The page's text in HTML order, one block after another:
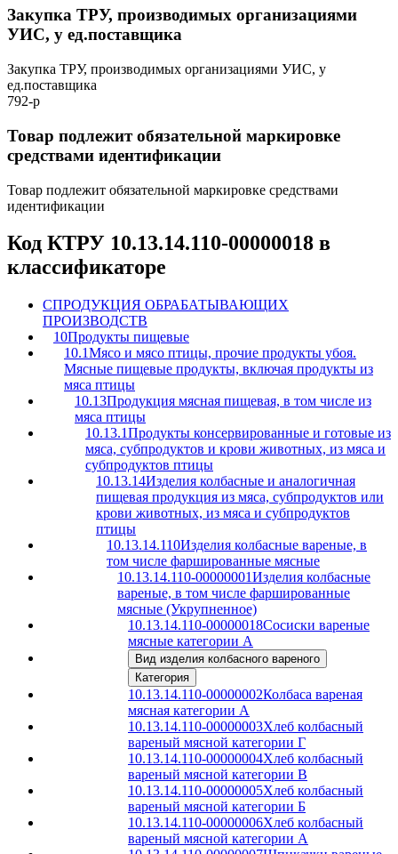
Закупка ТРУ, производимых организациями
УИС, у ед.поставщика
Закупка ТРУ, производимых организациями УИС, у
ед.поставщика
792-р
Товар подлежит обязательной маркировке
средствами идентификации
Товар подлежит обязательной маркировке средствами
идентификации
Код КТРУ 10.13.14.110-00000018 в
классификаторе
CПРОДУКЦИЯ ОБРАБАТЫВАЮЩИХ
ПРОИЗВОДСТВ
10Продукты пищевые
10.1Мясо и мясо птицы, прочие продукты убоя.
Мясные пищевые продукты, включая продукты из
мяса птицы
10.13Продукция мясная пищевая, в том числе из
мяса птицы
10.13.1Продукты консервированные и готовые из
мяса, субпродуктов и крови животных, из мяса и
субпродуктов птицы
10.13.14Изделия колбасные и аналогичная
пищевая продукция из мяса, субпродуктов или
крови животных, из мяса и субпродуктов
птицы
10.13.14.110Изделия колбасные вареные, в
том числе фаршированные мясные
10.13.14.110-00000001Изделия колбасные
вареные, в том числе фаршированные
мясные (Укрупненное)
10.13.14.110-00000018Сосиски вареные
мясные категории А
Вид изделия колбасного вареного
Категория
10.13.14.110-00000002Колбаса вареная
мясная категории А
10.13.14.110-00000003Хлеб колбасный
вареный мясной категории Г
10.13.14.110-00000004Хлеб колбасный
вареный мясной категории В
10.13.14.110-00000005Хлеб колбасный
вареный мясной категории Б
10.13.14.110-00000006Хлеб колбасный
вареный мясной категории А